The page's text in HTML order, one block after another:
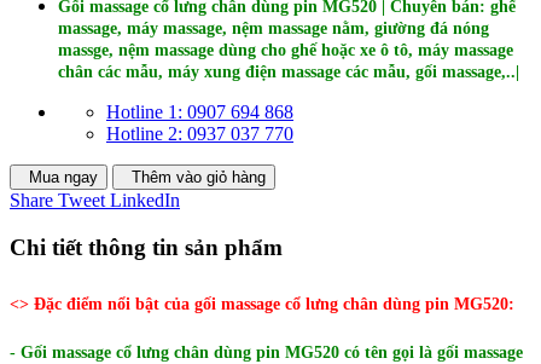
Gối massage cổ lưng chân dùng pin MG520 |
Chuyên bán: ghế
massage, máy massage, nệm massage nằm, giường đá nóng
massge, nệm massage dùng cho ghế hoặc xe ô tô, máy massage
chân các mẫu, máy xung điện massage các mẫu, gối massage,..|
Hotline 1: 0907 694 868
Hotline 2: 0937 037 770
Mua ngay Thêm vào giỏ hàng
Share Tweet LinkedIn
Chi tiết thông tin sản phẩm
<> Đặc điểm nổi bật của gối massage cổ lưng chân dùng pin MG520:
- Gối massage cổ lưng chân dùng pin MG520 có tên gọi là gối massage